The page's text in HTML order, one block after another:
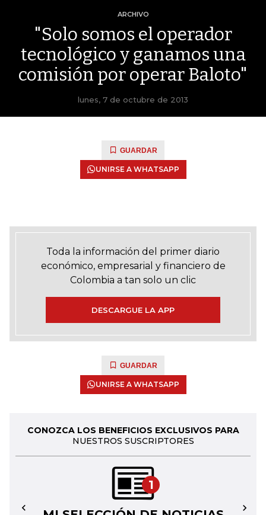
ARCHIVO
"Solo somos el operador
tecnológico y ganamos una
comisión por operar Baloto"
lunes, 7 de octubre de 2013
GUARDAR
UNIRSE A WHATSAPP
Toda la información del primer diario
económico, empresarial y financiero de
Colombia a tan solo un clic
DESCARGUE LA APP
GUARDAR
UNIRSE A WHATSAPP
CONOZCA LOS BENEFICIOS EXCLUSIVOS PARA
NUESTROS SUSCRIPTORES
1
← →